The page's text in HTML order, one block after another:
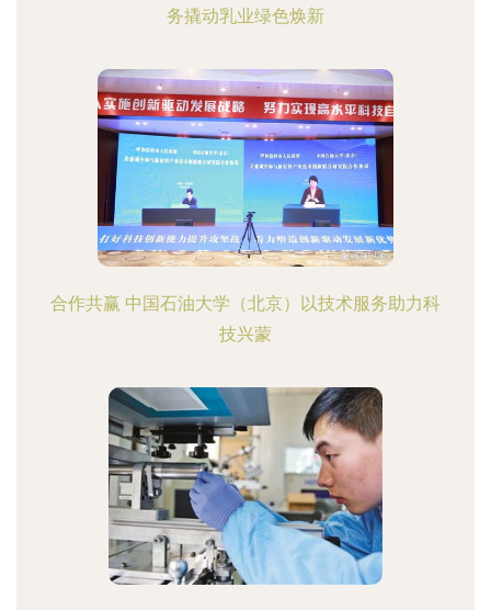
务撬动乳业绿色焕新
合作共赢 中国石油大学（北京）以技术服务助力科
技兴蒙